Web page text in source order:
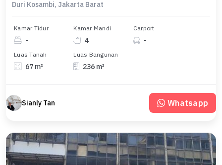
Duri Kosambi, Jakarta Barat
Kamar Tidur
-
Kamar Mandi
4
Carport
-
Luas Tanah
67 m²
Luas Bangunan
236 m²
Sianly Tan Whatsapp